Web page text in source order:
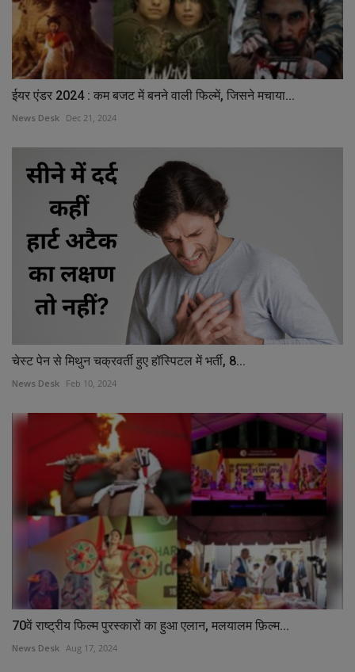
ईयर एंडर 2024 : कम बजट में बनने वाली फिल्में, जिसने मचाया...
News Desk Dec 21, 2024
चेस्ट पेन से मिथुन चक्रवर्ती हुए हॉस्पिटल में भर्ती, 8...
News Desk Feb 10, 2024
70वें राष्ट्रीय फिल्म पुरस्कारों का हुआ एलान, मलयालम फ़िल्म...
News Desk Aug 17, 2024